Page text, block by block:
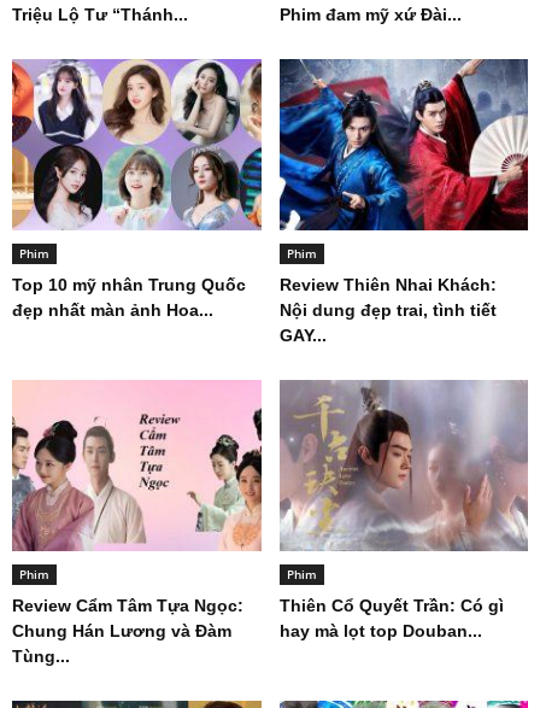
Triệu Lộ Tư “Thánh...
Phim đam mỹ xứ Đài...
Phim
Top 10 mỹ nhân Trung Quốc
đẹp nhất màn ảnh Hoa...
Phim
Review Thiên Nhai Khách:
Nội dung đẹp trai, tình tiết
GAY...
Phim
Review Cẩm Tâm Tựa Ngọc:
Chung Hán Lương và Đàm
Tùng...
Phim
Thiên Cổ Quyết Trần: Có gì
hay mà lọt top Douban...